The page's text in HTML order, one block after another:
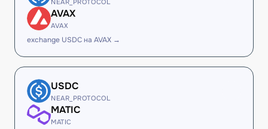
NEAR_PROTOCOL
AVAX
AVAX
exchange USDC на AVAX →
USDC
NEAR_PROTOCOL
MATIC
MATIC